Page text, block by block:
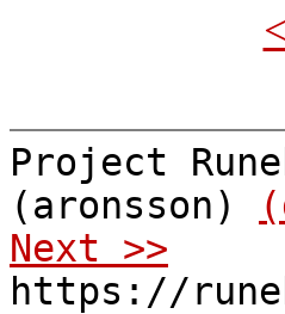
Project
(aronsson)
Next >>
https://